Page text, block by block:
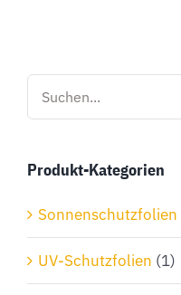
Produkt-Kategorien
Sonnenschutzfolien
UV-Schutzfolien (1)